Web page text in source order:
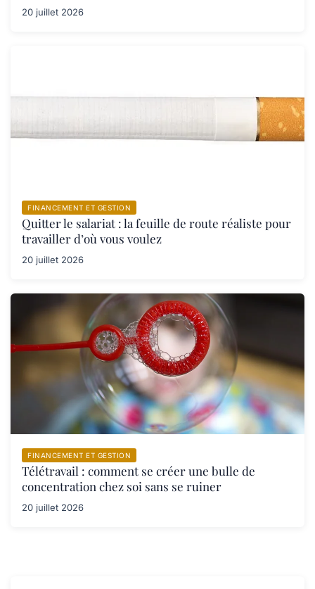
20 juillet 2026
FINANCEMENT ET GESTION
Quitter le salariat : la feuille de route réaliste pour
travailler d’où vous voulez
20 juillet 2026
FINANCEMENT ET GESTION
Télétravail : comment se créer une bulle de
concentration chez soi sans se ruiner
20 juillet 2026